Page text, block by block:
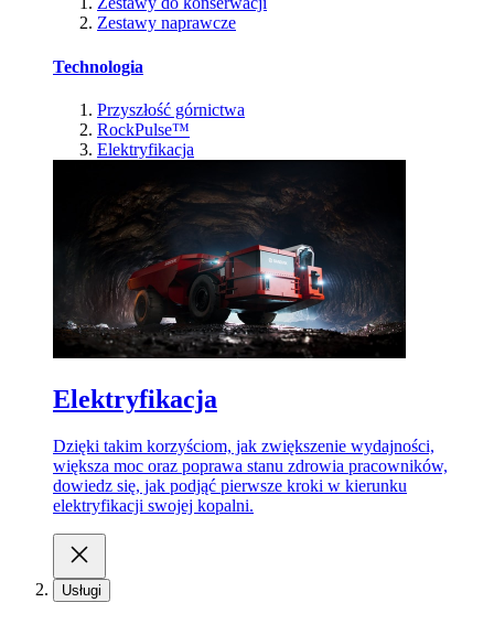
Zestawy naprawcze
Technologia
Przyszłość górnictwa
RockPulse™
Elektryfikacja
Elektryfikacja
Dzięki takim korzyściom, jak zwiększenie wydajności,
większa moc oraz poprawa stanu zdrowia pracowników,
dowiedz się, jak podjąć pierwsze kroki w kierunku
elektryfikacji swojej kopalni.
Usługi